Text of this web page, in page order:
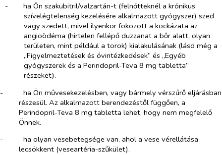
-​
ha Ön szakubitril/valzartán-t (felnőtteknél a krónikus
szívelégtelenség kezelésére alkalmazott gyógyszer) szed
vagy szedett, mivel ilyenkor fokozott a kockázata az
angioödéma (hirtelen fellépő duzzanat a bőr alatt, olyan
területen, mint például a torok) kialakulásának (lásd még a
„Figyelmeztetések és óvintézkedések” és „Egyéb
gyógyszerek és a Perindopril-Teva 8 mg tabletta”
részeket).
-​
ha Ön művesekezelésben, vagy bármely vérszűrő eljárásban
részesül. Az alkalmazott berendezéstől függően, a
Perindopril-Teva 8 mg tabletta lehet, hogy nem megfelelő
Önnek.
-​
ha olyan vesebetegsége van, ahol a vese vérellátása
lecsökkent (veseartéria-szűkület).